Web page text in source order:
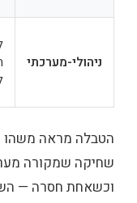
ניהולי-מערכתי
הטבלה מראה משהו
שחיקה שמקורה
וכשאחת חסרה —